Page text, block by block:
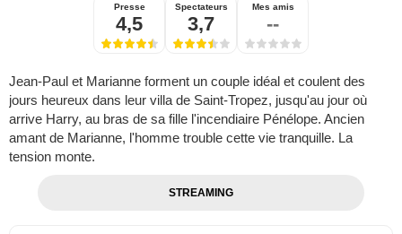
Presse
4,5
Spectateurs
3,7
Mes amis
--
Jean-Paul et Marianne forment un couple idéal et coulent des
jours heureux dans leur villa de Saint-Tropez, jusqu'au jour où
arrive Harry, au bras de sa fille l'incendiaire Pénélope. Ancien
amant de Marianne, l'homme trouble cette vie tranquille. La
tension monte.
STREAMING